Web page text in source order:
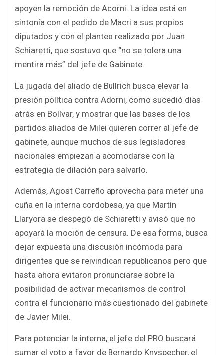
apoyen la remoción de Adorni. La idea está en
sintonía con el pedido de Macri a sus propios
diputados y con el planteo realizado por Juan
Schiaretti, que sostuvo que “no se tolera una
mentira más” del jefe de Gabinete.
La jugada del aliado de Bullrich busca elevar la
presión política contra Adorni, como sucedió días
atrás en Bolívar, y mostrar que las bases de los
partidos aliados de Milei quieren correr al jefe de
gabinete, aunque muchos de sus legisladores
nacionales empiezan a acomodarse con la
estrategia de dilación para salvarlo.
Además, Agost Carreño aprovecha para meter una
cuña en la interna cordobesa, ya que Martín
Llaryora se despegó de Schiaretti y avisó que no
apoyará la moción de censura. De esa forma, busca
dejar expuesta una discusión incómoda para
dirigentes que se reivindican republicanos pero que
hasta ahora evitaron pronunciarse sobre la
posibilidad de activar mecanismos de control
contra el funcionario más cuestionado del gabinete
de Javier Milei.
Para potenciar la interna, el jefe del PRO buscará
sumar el voto a favor de Bernardo Knyspecher, el